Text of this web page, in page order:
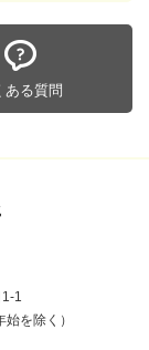
ある質問
1
を除く）